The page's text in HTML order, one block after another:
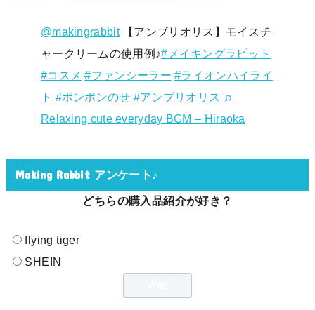
@makingrabbit【アンブリオリス】モイスチ
ャークリームの使用例♪#メイキングラビット
#コスメ #ファンシーラー #ライオンハイライ
ト #ポンポンのせ #アンブリオリス ♬
Relaxing cute everyday BGM – Hiraoka
Making Rabbit アンケート♪
どちらの購入品紹介が好き？
flying tiger
SHEIN